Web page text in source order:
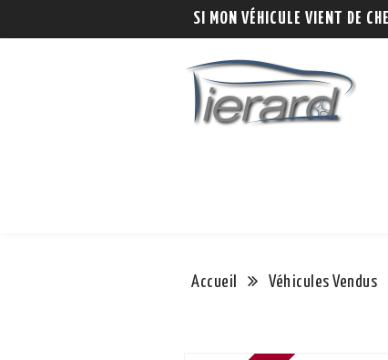
SI MON VÉHICULE VIENT DE
Accueil Véhicules Vendus